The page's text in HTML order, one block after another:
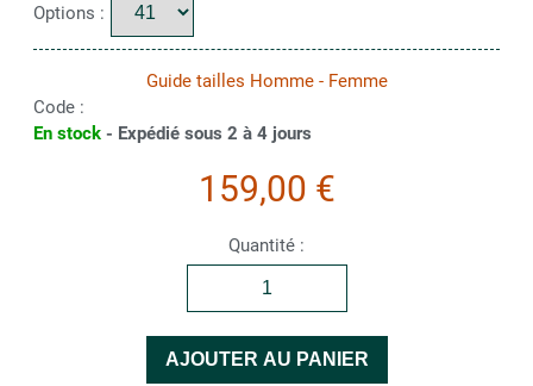
Options :
Guide tailles Homme - Femme
Code :
En stock - Expédié sous 2 à 4 jours
159,00 €
Quantité :